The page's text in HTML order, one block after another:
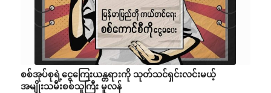
စစ်အုပ်စုရဲ့ငွေကြေးယန္တရားကို သုတ်သင်ရှင်းလင်းမယ့်
အမျိုးသမီးစစ်သူကြီး မူလန်